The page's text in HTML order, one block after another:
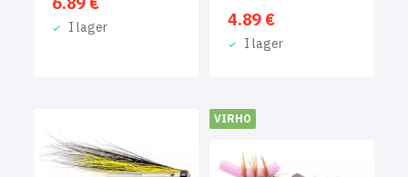
I lager 4.89 €
I lager
VIRHO